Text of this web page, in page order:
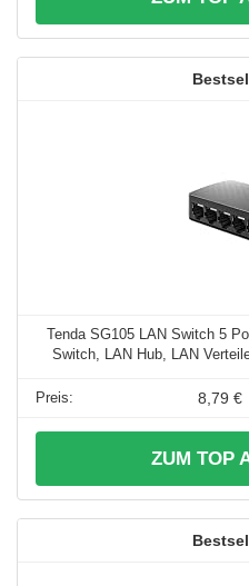
Tenda SG105 LAN Switch 5
Switch, LAN Hub, LAN
8,79 €
ZUM TOP